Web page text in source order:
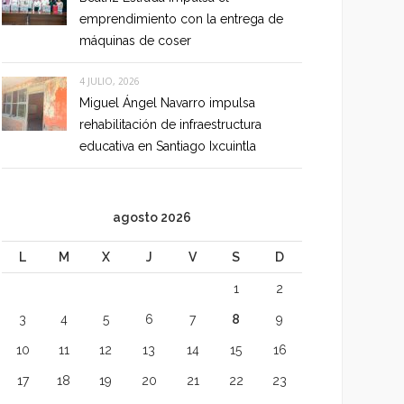
emprendimiento con la entrega de
máquinas de coser
4 JULIO, 2026
Miguel Ángel Navarro impulsa
rehabilitación de infraestructura
educativa en Santiago Ixcuintla
agosto 2026
L M X J V S D
1 2
3 4 5 6 7 8 9
10 11 12 13 14 15 16
17 18 19 20 21 22 23